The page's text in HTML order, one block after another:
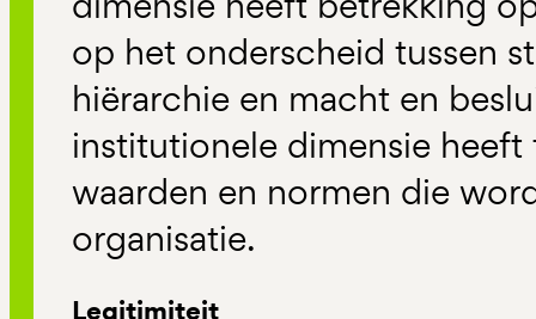
op het onderscheid tussen
hiërarchie en macht en
institutionele dimensie
waarden en normen die
organisatie.
Legitimiteit